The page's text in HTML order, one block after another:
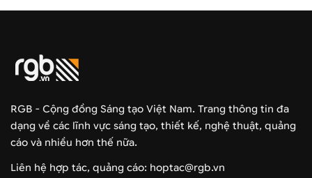
RGB - Cộng đồng Sáng tạo Việt Nam. Trang thông tin đa
dạng về các lĩnh vực sáng tạo, thiết kế, nghệ thuật, quảng
cáo và nhiều hơn thế nữa.
Liên hệ hợp tác, quảng cáo: hoptac@rgb.vn